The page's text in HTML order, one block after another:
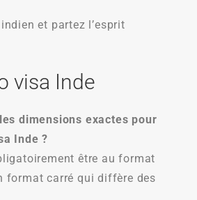
et partez l’esprit
visa Inde
dimensions exactes pour
Inde ?
être au format
format carré qui diffère des